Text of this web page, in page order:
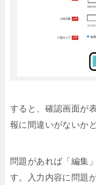
すると、確認画面が
報に間違いがないか
問題があれば「編集
す。入力内容に問題